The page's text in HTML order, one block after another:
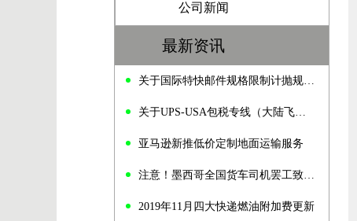
公司新闻
最新资讯
关于国际特快邮件规格限制计抛规定的通知
关于UPS-USA包税专线（大陆飞）价格变动的通知
亚马逊新推低价定制地面运输服务
注意！墨西哥全国货车司机罢工致公路拥堵
2019年11月四大快递燃油附加费更新